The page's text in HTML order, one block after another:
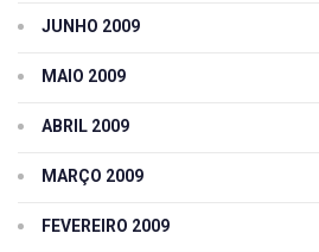
JUNHO 2009
MAIO 2009
ABRIL 2009
MARÇO 2009
FEVEREIRO 2009